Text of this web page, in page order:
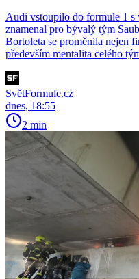
Audi vstoupilo do formule 1 s
znamenal pro bývalý tým
Bortoleta se proměnila nejen
především mentalita celého
SvětFormule.cz
dnes, 18:55
2 min